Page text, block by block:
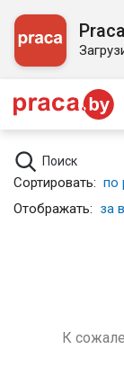
Поиск
Сортировать: по
Отображать: за
К